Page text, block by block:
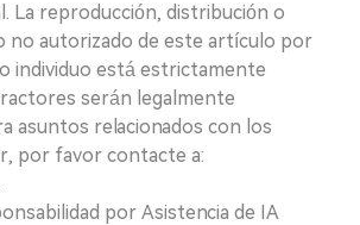
La reproducción, distribución o
no autorizado de este artículo por
individuo está estrictamente
serán legalmente
asuntos relacionados con los
por favor contacte a:
por Asistencia de IA